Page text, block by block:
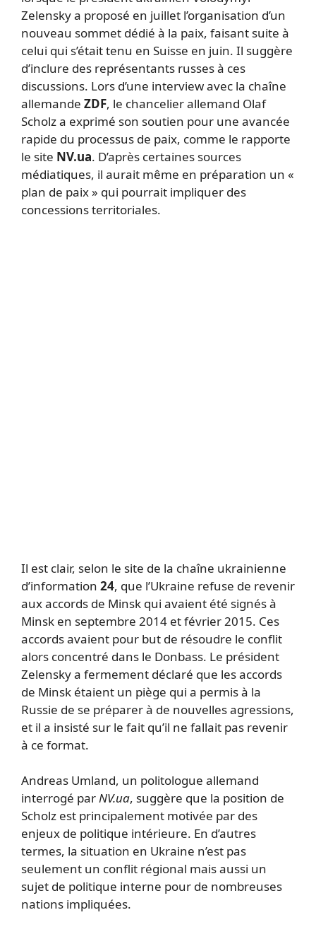
Zelensky a proposé en juillet l’organisation d’un
nouveau sommet dédié à la paix, faisant suite à
celui qui s’était tenu en Suisse en juin. Il suggère
d’inclure des représentants russes à ces
discussions. Lors d’une interview avec la chaîne
allemande ZDF, le chancelier allemand Olaf
Scholz a exprimé son soutien pour une avancée
rapide du processus de paix, comme le rapporte
le site NV.ua. D’après certaines sources
médiatiques, il aurait même en préparation un «
plan de paix » qui pourrait impliquer des
concessions territoriales.
Il est clair, selon le site de la chaîne ukrainienne
d’information 24, que l’Ukraine refuse de revenir
aux accords de Minsk qui avaient été signés à
Minsk en septembre 2014 et février 2015. Ces
accords avaient pour but de résoudre le conflit
alors concentré dans le Donbass. Le président
Zelensky a fermement déclaré que les accords
de Minsk étaient un piège qui a permis à la
Russie de se préparer à de nouvelles agressions,
et il a insisté sur le fait qu’il ne fallait pas revenir
à ce format.
Andreas Umland, un politologue allemand
interrogé parNV.ua, suggère que la position de
Scholz est principalement motivée par des
enjeux de politique intérieure. En d’autres
termes, la situation en Ukraine n’est pas
seulement un conflit régional mais aussi un
sujet de politique interne pour de nombreuses
nations impliquées.